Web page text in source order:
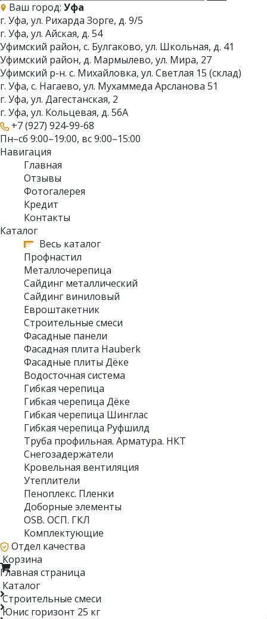
Ваш город: Уфа
г. Уфа, ул. Рихарда Зорге, д. 9/5
г. Уфа, ул. Айская, д. 54
Уфимский район, с. Булгаково, ул. Школьная, д. 41
Уфимский район, д. Мармылево, ул. Мира, 27
Уфимский р-н. с. Михайловка, ул. Светлая 15 (склад)
г. Уфа, с. Нагаево, ул. Мухаммеда Арсланова 51
г. Уфа, ул. Дагестанская, 2
г. Уфа, ул. Кольцевая, д. 56А
+7 (927) 924-99-68
Пн–сб 9:00–19:00, вс 9:00–15:00
Навигация
Главная
Отзывы
Фотогалерея
Кредит
Контакты
Каталог
Весь каталог
Профнастил
Металлочерепица
Сайдинг металлический
Сайдинг виниловый
Евроштакетник
Строительные смеси
Фасадные панели
Фасадная плита Hauberk
Фасадные плиты Дёке
Водосточная система
Гибкая черепица
Гибкая черепица Дёке
Гибкая черепица Шинглас
Гибкая черепица Руфшилд
Труба профильная. Арматура. НКТ
Снегозадержатели
Кровельная вентиляция
Утеплители
Пеноплекс. Пленки
Доборные элементы
OSB. ОСП. ГКЛ
Комплектующие
Отдел качества
Корзина
Главная страница
Каталог
Строительные смеси
Юнис горизонт 25 кг